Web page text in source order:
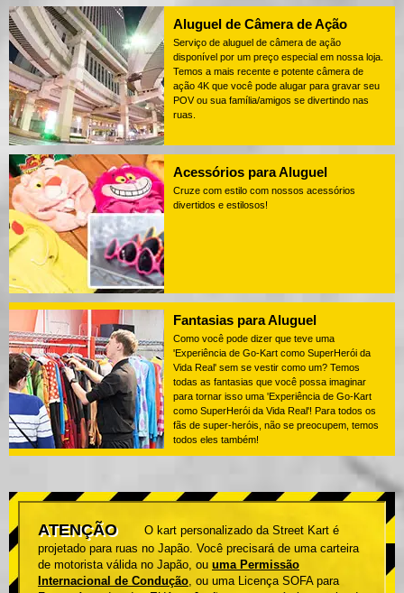
Aluguel de Câmera de Ação
Serviço de aluguel de câmera de ação
disponível por um preço especial em nossa loja.
Temos a mais recente e potente câmera de
ação 4K que você pode alugar para gravar seu
POV ou sua família/amigos se divertindo nas
ruas.
Acessórios para Aluguel
Cruze com estilo com nossos acessórios
divertidos e estilosos!
Fantasias para Aluguel
Como você pode dizer que teve uma
'Experiência de Go-Kart como SuperHerói da
Vida Real' sem se vestir como um? Temos
todas as fantasias que você possa imaginar
para tornar isso uma 'Experiência de Go-Kart
como SuperHerói da Vida Real'! Para todos os
fãs de super-heróis, não se preocupem, temos
todos eles também!
ATENÇÃO
O kart personalizado da Street Kart é
projetado para ruas no Japão. Você precisará de uma carteira
de motorista válida no Japão, ou uma Permissão
Internacional de Condução, ou uma Licença SOFA para